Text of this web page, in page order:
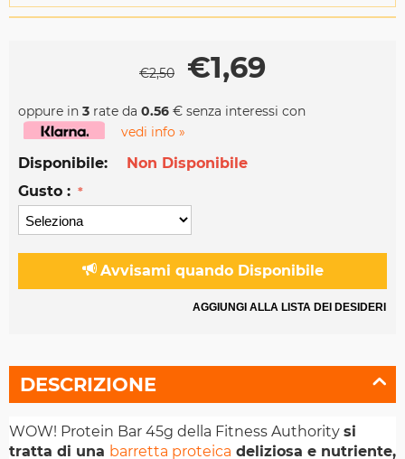
€2,50 €1,69
oppure in 3 rate da 0.56 € senza interessi con
vedi info »
Disponibile:
Non Disponibile
Gusto :
Avvisami quando Disponibile
AGGIUNGI ALLA LISTA DEI DESIDERI
DESCRIZIONE
WOW! Protein Bar 45g della Fitness Authority si
tratta di una barretta proteica deliziosa e nutriente,